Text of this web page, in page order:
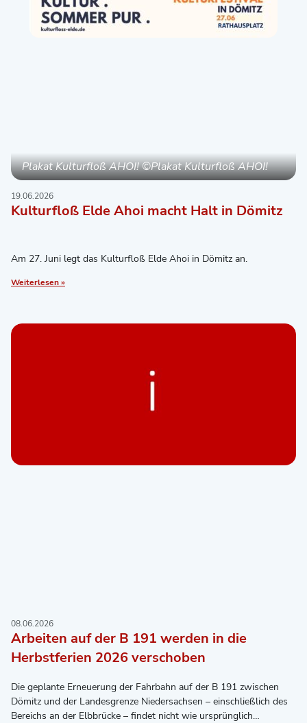
Plakat Kulturfloß AHOI! ©Plakat Kulturfloß AHOI!
Kulturfloß Elde Ahoi macht Halt in Dömitz
19.06.2026
Am 27. Juni legt das Kulturfloß Elde Ahoi in Dömitz an.
Weiterlesen »
Arbeiten auf der B 191 werden in die
Herbstferien 2026 verschoben
08.06.2026
Die geplante Erneuerung der Fahrbahn auf der B 191 zwischen
Dömitz und der Landesgrenze Niedersachsen – einschließlich des
Bereichs an der Elbbrücke – findet nicht wie ursprünglich